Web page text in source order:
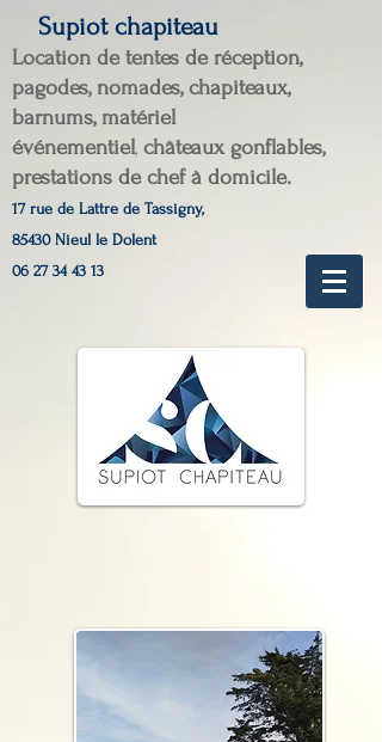
Supiot chapiteau
Location de tentes de réception,
pagodes, nomades, chapiteaux,
barnums, matériel
événementiel, châteauxgonflables,
prestations de chef à domicile.
17 rue de Lattre de Tassigny,
85430 Nieul le Dolent
06 27 34 43 13